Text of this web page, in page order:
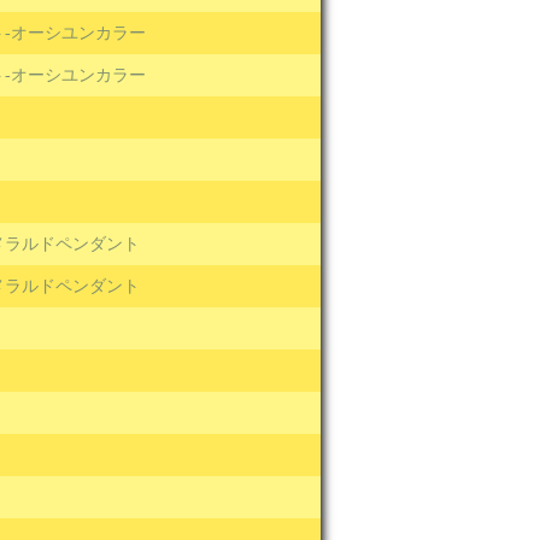
オーシユンカラー
オーシユンカラー
ルドペンダント
ルドペンダント